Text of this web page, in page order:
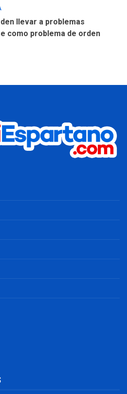
llevar a problemas
como problema de orden